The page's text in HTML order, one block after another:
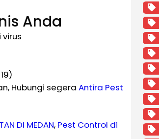
Anda
Hubungi segera Antira Pest
DI MEDAN, Pest Control di